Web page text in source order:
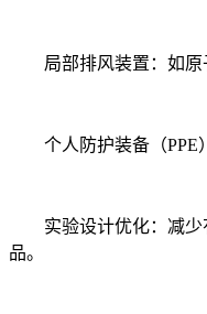
局部排风装置：如原
个人防护装备（PPE）
实验设计优化：减少
品。